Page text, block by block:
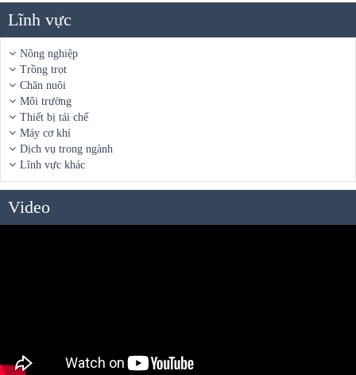
Lĩnh vực
Nông nghiệp
Trồng trọt
Chăn nuôi
Môi trường
Thiết bị tái chế
Máy cơ khí
Dịch vụ trong ngành
Lĩnh vực khác
Video